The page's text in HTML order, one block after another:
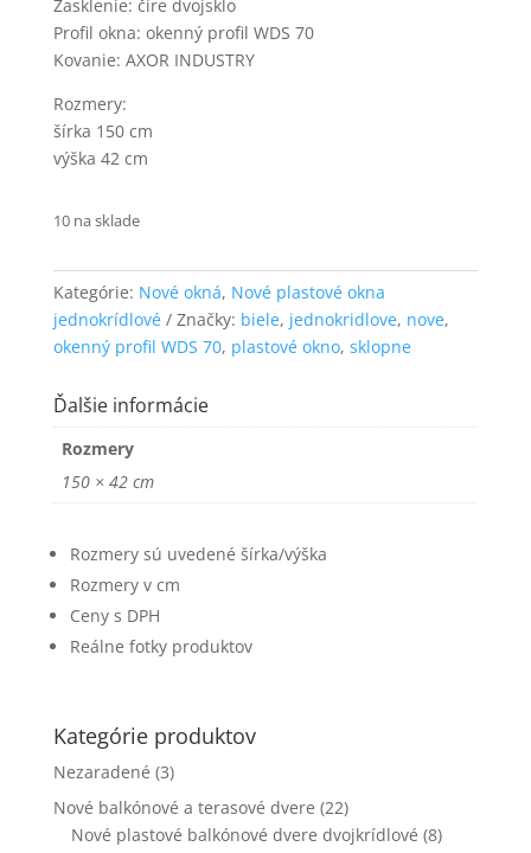
Zasklenie: číre dvojsklo
Profil okna: okenný profil WDS 70
Kovanie: AXOR INDUSTRY
Rozmery:
šírka 150 cm
výška 42 cm
10 na sklade
Kategórie: Nové okná, Nové plastové okna
jednokrídlové
Značky: biele, jednokridlove, nove,
okenný profil WDS 70, plastové okno, sklopne
Ďalšie informácie
Rozmery
150 × 42 cm
Rozmery sú uvedené šírka/výška
Rozmery v cm
Ceny s DPH
Reálne fotky produktov
Kategórie produktov
Nezaradené (3)
Nové balkónové a terasové dvere (22)
Nové plastové balkónové dvere dvojkrídlové (8)
používania
webovej
stránky.
spokojnosť
tieto súbory
svojich záujmov
a správania